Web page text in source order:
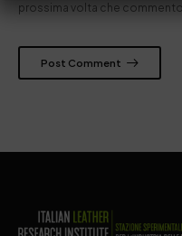
prossima volta che
Post Comment